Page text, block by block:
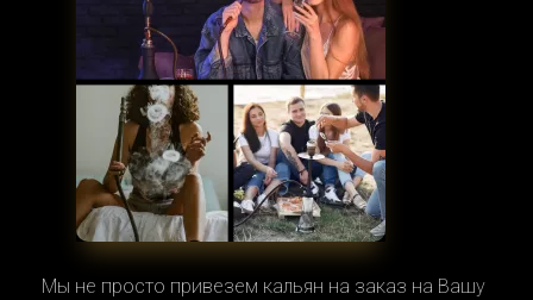
Мы не просто привезем кальян на заказ на Вашу